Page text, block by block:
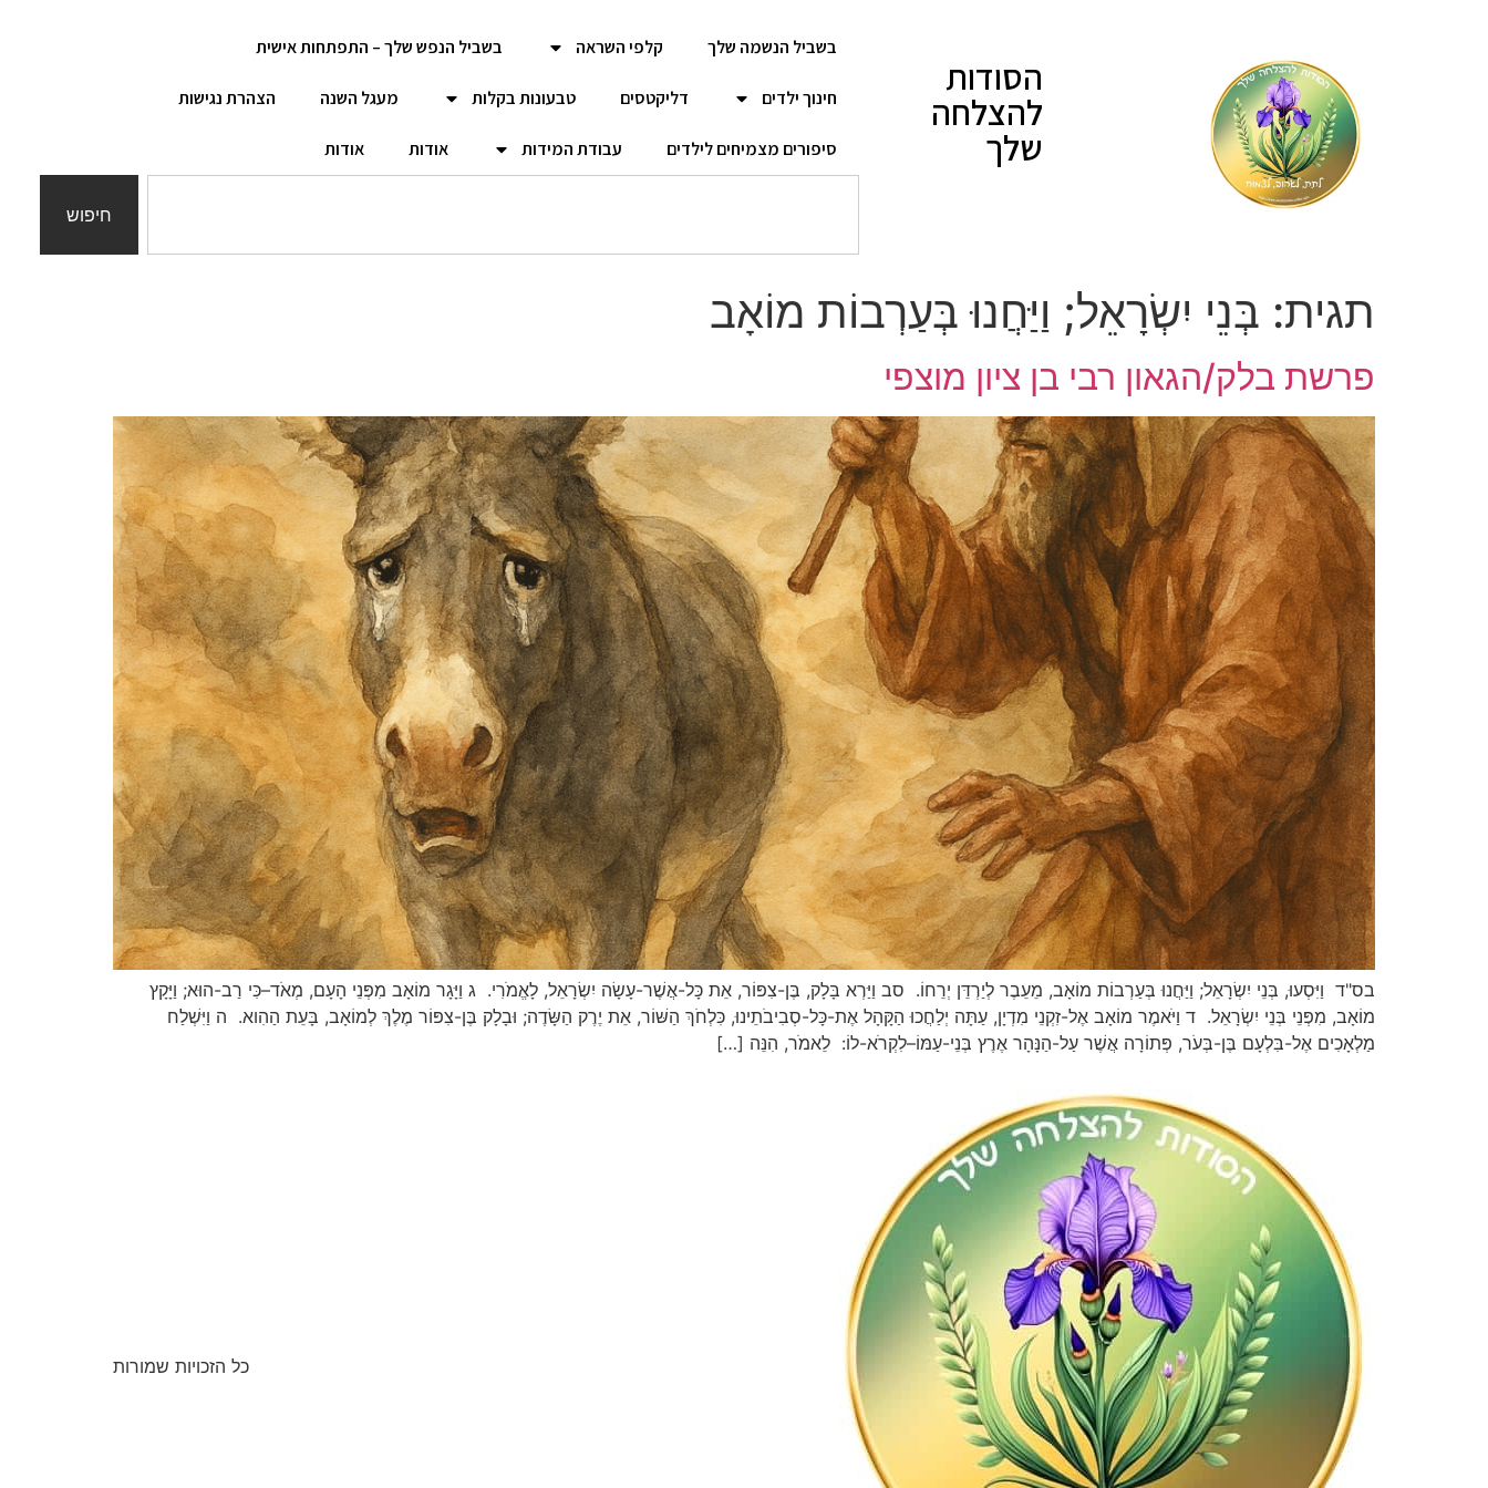
הסודות
להצלחה
שלך
בשביל הנשמה שלך קלפי השראה בשביל הנפש שלך – התפתחות אישית
חינוך ילדים דליקטסים טבעונות בקלות מעגל השנה הצהרת נגישות
סיפורים מצמיחים לילדים עבודת המידות אודות אודות
חיפוש
תגית: בְּנֵי יִשְׂרָאֵל; וַיַּחֲנוּ בְּעַרְבוֹת מוֹאָב
פרשת בלק/הגאון רבי בן ציון מוצפי
בס"ד וַיִּסְעוּ, בְּנֵי יִשְׂרָאֵל; וַיַּחֲנוּ בְּעַרְבוֹת מוֹאָב, מֵעֵבֶר לְיַרְדֵּן יְרֵחוֹ. סב וַיַּרְא בָּלָק, בֶּן-צִפּוֹר, אֵת כָּל-אֲשֶׁר-עָשָׂה יִשְׂרָאֵל, לָאֱמֹרִי. ג וַיָּגָר מוֹאָב מִפְּנֵי הָעָם, מְאֹד–כִּי רַב-הוּא; וַיָּקָץ
מוֹאָב, מִפְּנֵי בְּנֵי יִשְׂרָאֵל. ד וַיֹּאמֶר מוֹאָב אֶל-זִקְנֵי מִדְיָן, עַתָּה יְלַחֲכוּ הַקָּהָל אֶת-כָּל-סְבִיבֹתֵינוּ, כִּלְחֹךְ הַשּׁוֹר, אֵת יֶרֶק הַשָּׂדֶה; וּבָלָק בֶּן-צִפּוֹר מֶלֶךְ לְמוֹאָב, בָּעֵת הַהִוא. ה וַיִּשְׁלַח
מַלְאָכִים אֶל-בִּלְעָם בֶּן-בְּעֹר, פְּתוֹרָה אֲשֶׁר עַל-הַנָּהָר אֶרֶץ בְּנֵי-עַמּוֹ–לִקְרֹא-לוֹ: לֵאמֹר, הִנֵּה […]
כל הזכויות שמורות